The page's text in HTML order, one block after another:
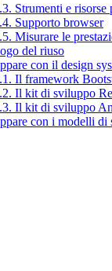
Strumenti e risorse
Supporto browser
Misurare le
del riuso
con il design
Il framework
Il kit di sviluppo
Il kit di sviluppo
con i modelli di